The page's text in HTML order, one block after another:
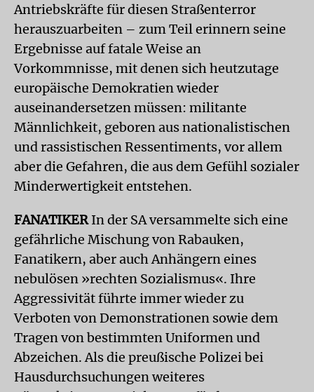
Antriebskräfte für diesen Straßenterror
herauszuarbeiten – zum Teil erinnern seine
Ergebnisse auf fatale Weise an
Vorkommnisse, mit denen sich heutzutage
europäische Demokratien wieder
auseinandersetzen müssen: militante
Männlichkeit, geboren aus nationalistischen
und rassistischen Ressentiments, vor allem
aber die Gefahren, die aus dem Gefühl sozialer
Minderwertigkeit entstehen.
FANATIKERIn der SA versammelte sich eine
gefährliche Mischung von Rabauken,
Fanatikern, aber auch Anhängern eines
nebulösen »rechten Sozialismus«. Ihre
Aggressivität führte immer wieder zu
Verboten von Demonstrationen sowie dem
Tragen von bestimmten Uniformen und
Abzeichen. Als die preußische Polizei bei
Hausdurchsuchungen weiteres